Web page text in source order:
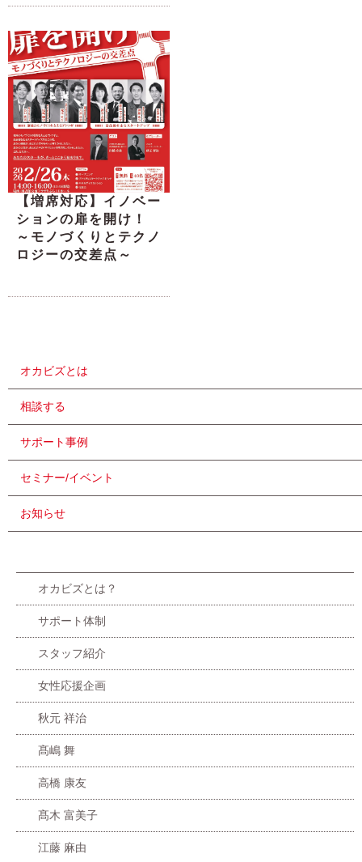
【増席対応】イノベー
ションの扉を開け！
～モノづくりとテクノ
ロジーの交差点～
オカビズとは
相談する
サポート事例
セミナー/イベント
お知らせ
オカビズとは？
サポート体制
スタッフ紹介
女性応援企画
秋元 祥治
髙嶋 舞
高橋 康友
髙木 富美子
江藤 麻由